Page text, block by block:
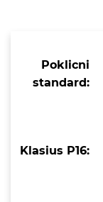
Poklicni
standard:
Klasius P16: